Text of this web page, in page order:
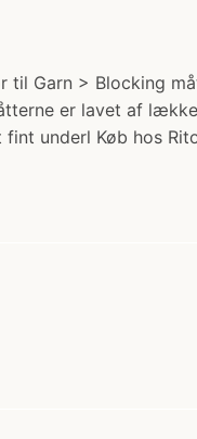
Garn > Blocking
er lavet af
underl Køb hos